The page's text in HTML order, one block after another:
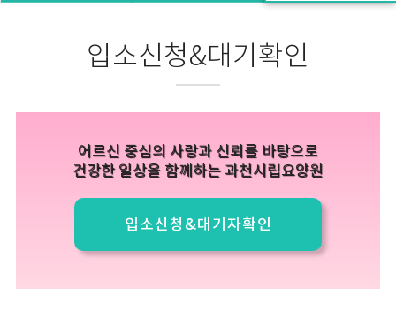
입소신청&대기확인
어르신 중심의 사랑과 신뢰를 바탕으로
건강한 일상을 함께하는과천시립요양원
입소신청&대기자확인